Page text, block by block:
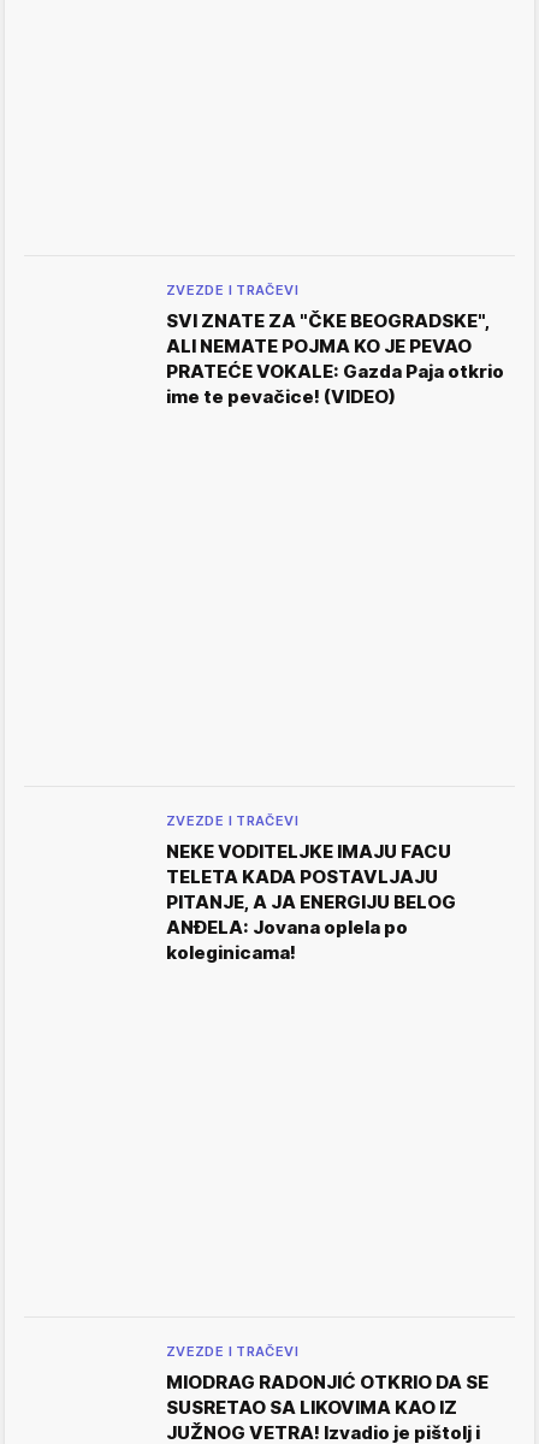
ZVEZDE I TRAČEVI
SVI ZNATE ZA "ČKE BEOGRADSKE",
ALI NEMATE POJMA KO JE PEVAO
PRATEĆE VOKALE: Gazda Paja otkrio
ime te pevačice! (VIDEO)
ZVEZDE I TRAČEVI
NEKE VODITELJKE IMAJU FACU
TELETA KADA POSTAVLJAJU
PITANJE, A JA ENERGIJU BELOG
ANĐELA: Jovana oplela po
koleginicama!
ZVEZDE I TRAČEVI
MIODRAG RADONJIĆ OTKRIO DA SE
SUSRETAO SA LIKOVIMA KAO IZ
JUŽNOG VETRA! Izvadio je pištolj i